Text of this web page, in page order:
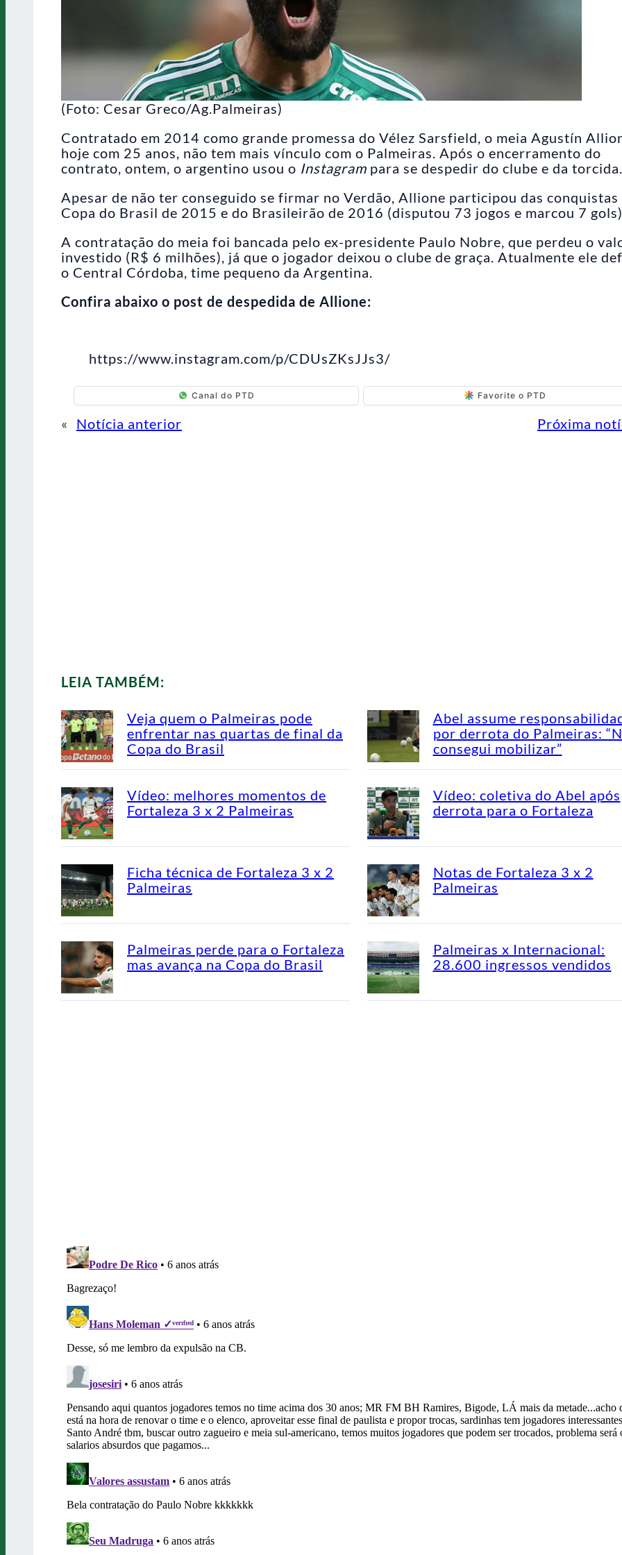
(Foto: Cesar Greco/Ag.Palmeiras)
Contratado em 2014 como grande promessa do Vélez Sarsfield, o meia Agustín
hoje com 25 anos, não tem mais vínculo com o Palmeiras. Após o encerramento do
contrato, ontem, o argentino usou o Instagram para se despedir do clube e da torcida.
Apesar de não ter conseguido se firmar no Verdão, Allione participou das conquistas
Copa do Brasil de 2015 e do Brasileirão de 2016 (disputou 73 jogos e marcou 7
A contratação do meia foi bancada pelo ex-presidente Paulo Nobre, que perdeu o
investido (R$ 6 milhões), já que o jogador deixou o clube de graça. Atualmente ele
o Central Córdoba, time pequeno da Argentina.
Confira abaixo o post de despedida de Allione:
https://www.instagram.com/p/CDUsZKsJJs3/
Canal do PTD Favorite o PTD
« Notícia anterior Próxima
LEIA TAMBÉM:
Veja quem o Palmeiras pode
enfrentar nas quartas de final da
Copa do Brasil
Abel assume
por derrota do Palmeiras:
consegui mobilizar”
Vídeo: melhores momentos de
Fortaleza 3 x 2 Palmeiras
Vídeo: coletiva do Abel após
derrota para o Fortaleza
Ficha técnica de Fortaleza 3 x 2
Palmeiras
Notas de Fortaleza 3 x 2
Palmeiras
Palmeiras perde para o Fortaleza
mas avança na Copa do Brasil
Palmeiras x Internacional:
28.600 ingressos vendidos